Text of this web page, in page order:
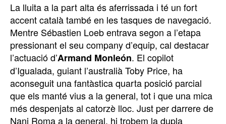
La lluita a la part alta és aferrissada i té un fort
accent català també en les tasques de navegació.
Mentre Sébastien Loeb entrava segon a l’etapa
pressionant el seu company d’equip, cal destacar
l’actuació d’Armand Monleón. El copilot
d’Igualada, guiant l’australià Toby Price, ha
aconseguit una fantàstica quarta posició parcial
que els manté vius a la general, tot i que una mica
més despenjats al catorzè lloc. Just per darrere de
Nani Roma a la general, hi trobem la dupla